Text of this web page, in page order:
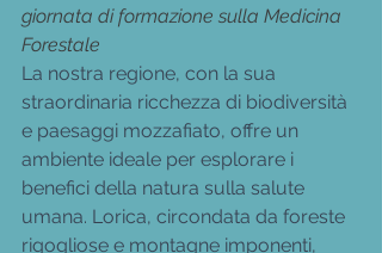
giornata di formazione sulla Medicina
Forestale
La nostra regione, con la sua
straordinaria ricchezza di biodiversità
e paesaggi mozzafiato, offre un
ambiente ideale per esplorare i
benefici della natura sulla salute
umana. Lorica, circondata da foreste
rigogliose e montagne imponenti,